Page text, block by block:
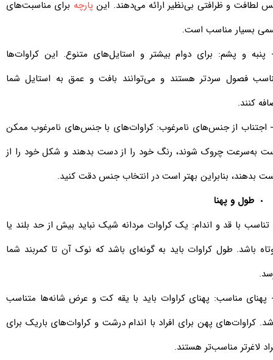
لطافت و ظرافتی بی‌نظیر ارائه می‌دهند. این پارچه برای مناسبت‌های
بسیار مناسب‌ است.
پنبه و پشم: برای دوام بیشتر و استایل‌های متنوع. این کراوات‌ها
فصول سردتر هستند و می‌توانند بافت و عمق به استایل شما
کنند.
اجتناب از جنس‌های نامرغوب: کراوات‌های با جنس‌های نامرغوب​​​​​​​ ممکن
به‌سرعت چروک شوند، رنگ خود را از دست بدهند و شکل خود را از
بدهند، بنابراین بهتر است در انتخاب جنس دقت کنید.
طول و پهنا
تناسب با قد و اندام: یک کراوات مردانه شیک نباید بیش از حد بلند یا
باشد. طول کراوات باید به گونه‌ای باشد که نوک آن تا کمربند شما
پهنای مناسب: پهنای کراوات باید با یقه کت و عرض شانه‌ها متناسب
کراوات‌های پهن برای افراد با اندام درشت و کراوات‌های باریک برای
لاغرتر مناسب‌تر هستند.